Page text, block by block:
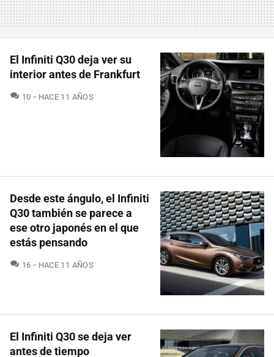
El Infiniti Q30 deja ver su
interior antes de Frankfurt
10 COMENTARIOS
HACE 11 AÑOS
Desde este ángulo, el Infiniti
Q30 también se parece a
ese otro japonés en el que
estás pensando
16 COMENTARIOS
HACE 11 AÑOS
El Infiniti Q30 se deja ver
antes de tiempo